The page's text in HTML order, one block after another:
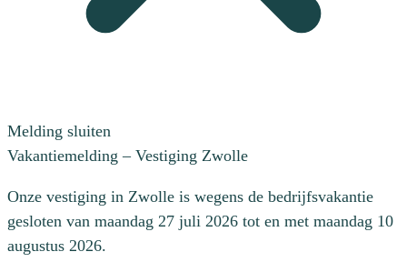
Melding sluiten
Vakantiemelding – Vestiging Zwolle
Onze vestiging in Zwolle is wegens de bedrijfsvakantie
gesloten van maandag 27 juli 2026 tot en met maandag 10
augustus 2026.